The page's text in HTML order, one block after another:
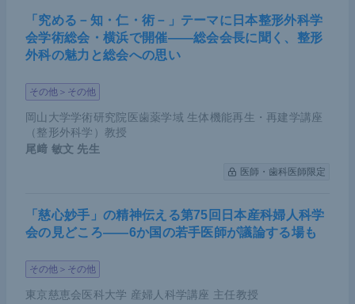
＜ESCCの治療アルゴリズム＞加藤氏講演資料（提供：加藤
アジュバント療法におけるICIの効果
さらに現在は、アジュバント療法においてもがん免
疫療法（以下、IO）がすでに導入されている。
「究める－知・仁・術－」テーマに日本整形外科学
会学術総会・横浜で開催――総会会長に聞く、整形
外科の魅力と総会への思い
その他＞その他
岡山大学学術研究院医歯薬学域 生体機能再生・再建学講座
（整形外科学）教授
尾﨑 敏文 先生
医師・歯科医師限定
「慈心妙手」の精神伝える第75回日本産科婦人科学
会の見どころ――6か国の若手医師が議論する場も
その他＞その他
東京慈恵会医科大学 産婦人科学講座 主任教授